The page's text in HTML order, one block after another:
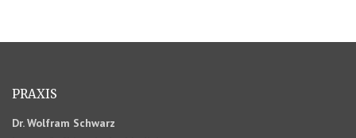
PRAXIS
Dr. Wolfram Schwarz